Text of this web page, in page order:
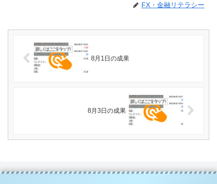
FX・金融リテラシー
8月1日の成果
8月3日の成果